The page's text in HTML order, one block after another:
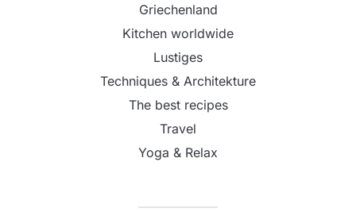
Griechenland
Kitchen worldwide
Lustiges
Techniques & Architekture
The best recipes
Travel
Yoga & Relax